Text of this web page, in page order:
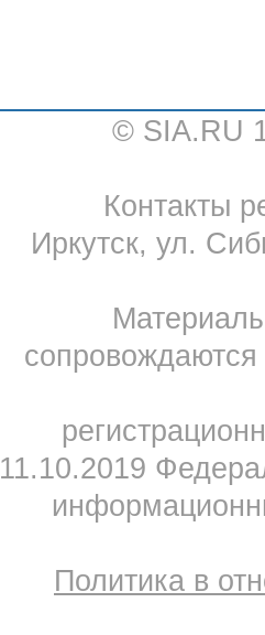
© SIA.RU
Контакты
Иркутск, ул.
11.10.2019
Политика в